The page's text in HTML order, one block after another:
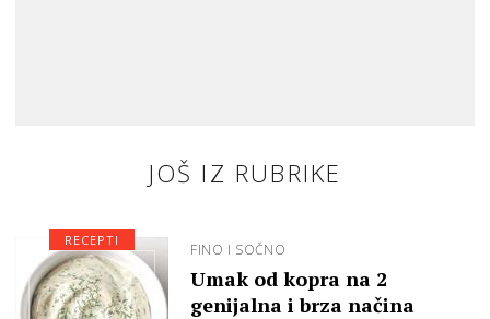
JOŠ IZ RUBRIKE
FINO I SOČNO
Umak od kopra na 2
genijalna i brza načina
RECEPTI